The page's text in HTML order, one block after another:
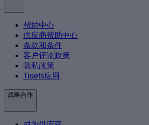
帮助中心
供应商帮助中心
条款和条件
客户评论政策
隐私政策
Tiqets应用
战略合作